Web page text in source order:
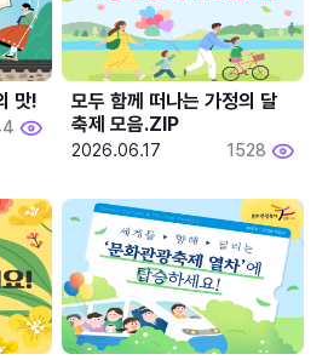
맛!
모두 함께 떠나는 가정의 달
축제 모음.ZIP
2026.06.17 1528